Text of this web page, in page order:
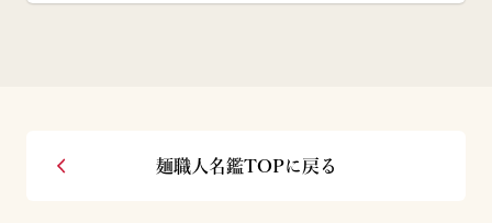
麺職人名鑑TOPに戻る